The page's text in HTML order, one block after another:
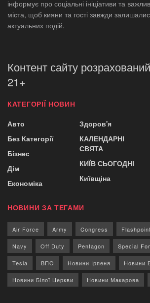
інформує про соціальні ініціативи та
міста, щоб кияни та гості завжди
актуальних подій.
Контент сайту
21+
КАТЕГОРІЇ НОВИН
Авто
Без Категорії
Бізнес
Дім
Економіка
Здоров'я
КАЛЕНДАРНІ
СВЯТА
КИЇВ СЬОГОДНІ
Київщіна
НОВИНИ ЗА ТЕГАМИ
Air Force Army Congress Flashpoint
Navy Off Duty Pentagon Special
Tesla ВПО Новини Ірпеня Новини
Новини Білої Церкви Новини Макарова